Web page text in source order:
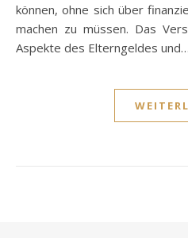
können, ohne sich über
machen zu müssen. Das
Aspekte des Elterngeldes und…